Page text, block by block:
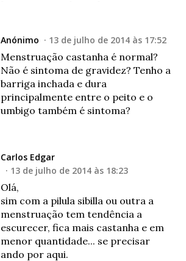
Anónimo 13 de julho de 2014 às 17:52
Menstruação castanha é normal?
Não é sintoma de gravidez? Tenho a
barriga inchada e dura
principalmente entre o peito e o
umbigo também é sintoma?
Carlos Edgar
13 de julho de 2014 às 18:23
Olá,
sim com a pilula sibilla ou outra a
menstruação tem tendência a
escurecer, fica mais castanha e em
menor quantidade... se precisar
ando por aqui.